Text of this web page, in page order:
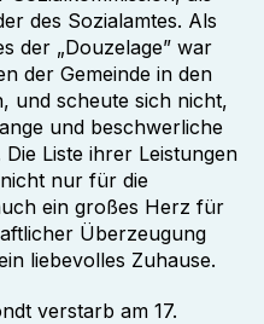
des Sozialamtes. Als
der „Douzelage” war
der Gemeinde in den
und scheute sich nicht,
und beschwerliche
Liste ihrer Leistungen
nur für die
ein großes Herz für
Überzeugung
liebevolles Zuhause.
verstarb am 17.